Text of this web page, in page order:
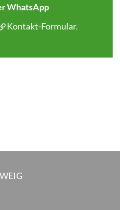
WhatsApp
Kontakt-Formular.